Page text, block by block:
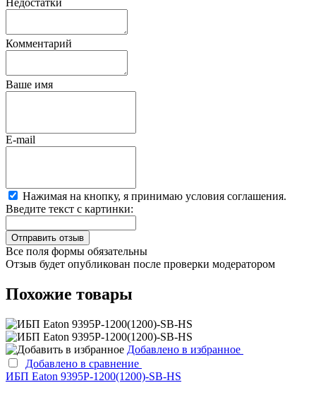
Комментарий
Ваше имя
E-mail
Нажимая на кнопку, я принимаю условия соглашения.
Введите текст с картинки:
Все поля формы обязательны
Отзыв будет опубликован после проверки модератором
Похожие товары
Добавлено в избранное
Добавлено в сравнение
ИБП Eaton 9395P-1200(1200)-SB-HS